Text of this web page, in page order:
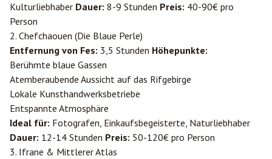
Kulturliebhaber Dauer: 8-9 Stunden Preis: 40-90€ pro
Person
2. Chefchaouen (Die Blaue Perle)
Entfernung von Fes: 3,5 Stunden Höhepunkte:
Berühmte blaue Gassen
Atemberaubende Aussicht auf das Rifgebirge
Lokale Kunsthandwerksbetriebe
Entspannte Atmosphäre
Ideal für: Fotografen, Einkaufsbegeisterte, Naturliebhaber
Dauer: 12-14 Stunden Preis: 50-120€ pro Person
3. Ifrane & Mittlerer Atlas